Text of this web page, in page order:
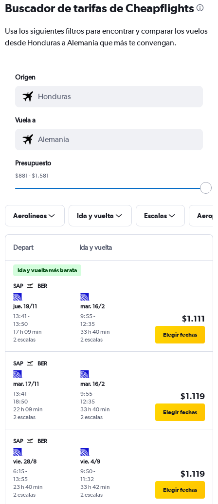
Buscador de tarifas de Cheapflights
Usa los siguientes filtros para encontrar y comparar los vuelos
desde Honduras a Alemania que más te convengan.
Origen
Vuela a
Presupuesto
$881 - $1.581
Aerolíneas Ida y vuelta Escalas
Depart Ida y vuelta
Ida y vuelta más barata
SAP BER
jue. 19/11
13:41 -
13:50
2 escalas
17 h 09 min
mar. 16/2
9:55-
12:35
2 escalas
33 h 40 min
$1.111
Elegir fechas
SAP BER
mar. 17/11
13:41 -
18:50
2 escalas
22 h 09 min
mar. 16/2
9:55-
12:35
2 escalas
33 h 40 min
$1.119
Elegir fechas
SAP BER
vie. 28/8
6:15-
13:55
2 escalas
23 h 40 min
vie. 4/9
9:50-
11:32
2 escalas
33 h 42 min
$1.119
Elegir fechas